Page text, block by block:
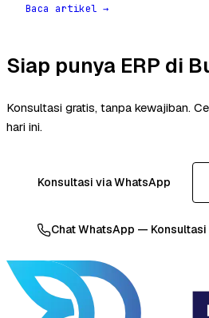
Baca artikel →
Siap punya ERP di
Konsultasi gratis, tanpa kewajiban.
hari ini.
Konsultasi via WhatsApp
Chat WhatsApp — Konsultasi